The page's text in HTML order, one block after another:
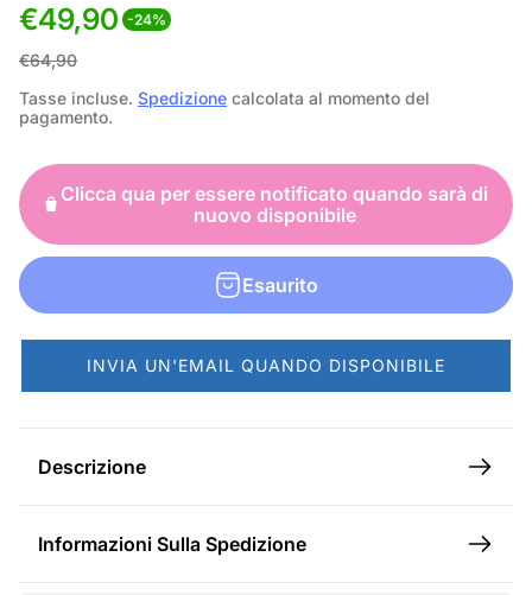
P
r
e
z
z
o
d
i
v
e
€49,90 -24%
P
r
e
z
z
o
n
o
r
m
€64,90
Tasse incluse. Spedizione calcolata al momento del
pagamento.
Clicca qua per essere notificato quando sarà di
nuovo disponibile
Esaurito
INVIA UN'EMAIL QUANDO DISPONIBILE
Descrizione
Informazioni Sulla Spedizione